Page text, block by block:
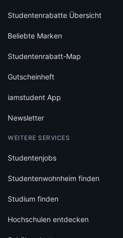
Studentenrabatte Übersicht
Beliebte Marken
Studentenrabatt-Map
Gutscheinheft
iamstudent App
Newsletter
WEITERE SERVICES
Studentenjobs
Studentenwohnheim finden
Studium finden
Hochschulen entdecken